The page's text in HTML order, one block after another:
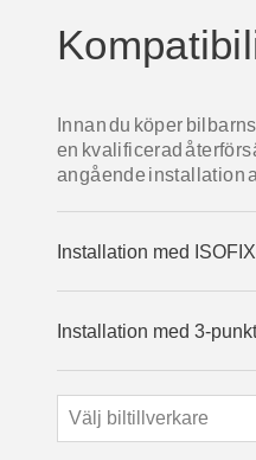
Innan du köper
en kvalificerad
angående installation
Installation med ISOFIX
Installation med 3-